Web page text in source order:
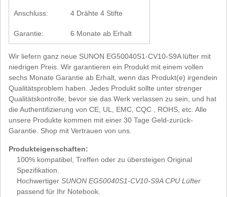
Anschluss: 4 Drähte 4 Stifte
Garantie: 6 Monate ab Erhalt
Wir liefern ganz neue SUNON EG50040S1-CV10-S9A lüfter mit
niedrigen Preis. Wir garantieren ein Produkt mit einem vollen
sechs Monate Garantie ab Erhalt, wenn das Produkt(e) irgendein
Qualitätsproblem haben. Jedes Produkt sollte unter strenger
Qualitätskontrolle, bevor sie das Werk verlassen zu sein, und hat
die Authentifizierung von CE, UL, EMC, CQC , ROHS, etc. Alle
unsere Produkte kommen mit einer 30 Tage Geld-zurück-
Garantie. Shop mit Vertrauen von uns.
Produkteigenschaften:
100% kompatibel, Treffen oder zu übersteigen Original
Spezifikation.
Hochwertiger SUNON EG50040S1-CV10-S9A CPU Lüfter
passend für Ihr Notebook.